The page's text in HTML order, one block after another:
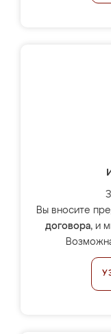
Вы вносите
договора, и